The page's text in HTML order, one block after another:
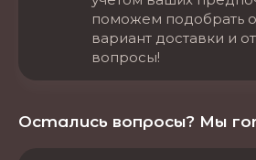
поможем подобрать
вариант доставки и
вопросы!
Остались вопросы? Мы